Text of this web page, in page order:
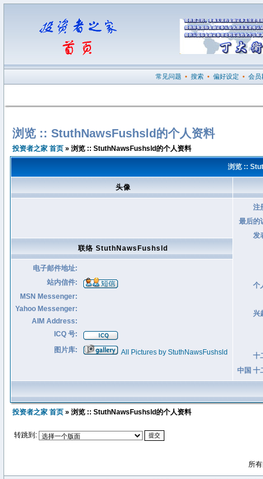
常见问题 • 搜索 • 偏好设定 • 会员
浏览 :: StuthNawsFushsld的个人资料
投资者之家 首页 » 浏览 :: StuthNawsFushsld的个人资料
浏览 ::
头像
注
最后的
发
个
兴
十
中国 十
联络 StuthNawsFushsld
电子邮件地址:
站内信件:
MSN Messenger:
Yahoo Messenger:
AIM Address:
ICQ 号:
图片库:
All Pictures by StuthNawsFushsld
投资者之家 首页 » 浏览 :: StuthNawsFushsld的个人资料
转跳到:
所